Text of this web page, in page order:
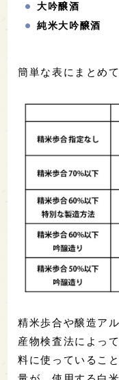
大吟醸酒
純米大吟醸酒
簡単な表にまとめ
精米歩合や醸造ア
産物検査法によっ
料に使っているこ